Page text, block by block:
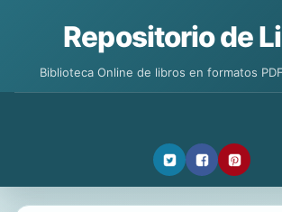
Repositorio de
Biblioteca Online de libros en formatos